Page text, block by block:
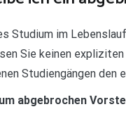
Studium im
Sie keinen
Studiengängen den
abgebrochen